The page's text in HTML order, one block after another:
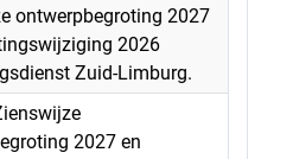
ontwerpbegroting 2027
2026
Zuid-Limburg.
2027 en